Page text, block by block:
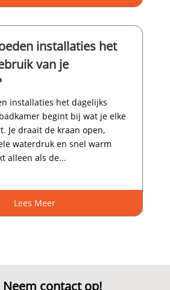
installaties het
van je
installaties het dagelijks
begint bij wat je elke
Je draait de kraan open,
waterdruk en snel warm
alleen als de...
Lees Meer
Neem contact op!